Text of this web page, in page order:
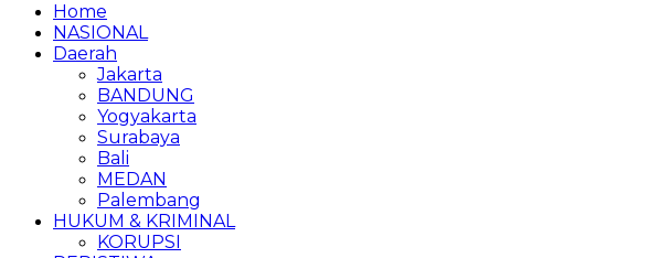
Home
NASIONAL
Daerah
Jakarta
BANDUNG
Yogyakarta
Surabaya
Bali
MEDAN
Palembang
HUKUM & KRIMINAL
KORUPSI